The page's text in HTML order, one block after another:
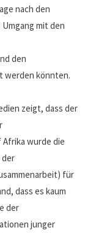
nach den
mit den
den
werden könnten.
zeigt, dass der
wurde die
der
für
dass es kaum
der
junger